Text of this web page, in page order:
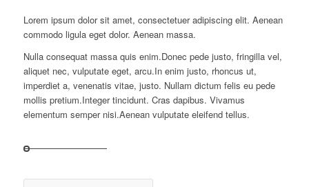
Lorem ipsum dolor sit amet, consectetuer adipiscing elit. Aenean
commodo ligula eget dolor. Aenean massa.
Nulla consequat massa quis enim.Donec pede justo, fringilla vel,
aliquet nec, vulputate eget, arcu.In enim justo, rhoncus ut,
imperdiet a, venenatis vitae, justo. Nullam dictum felis eu pede
mollis pretium.Integer tincidunt. Cras dapibus. Vivamus
elementum semper nisi.Aenean vulputate eleifend tellus.